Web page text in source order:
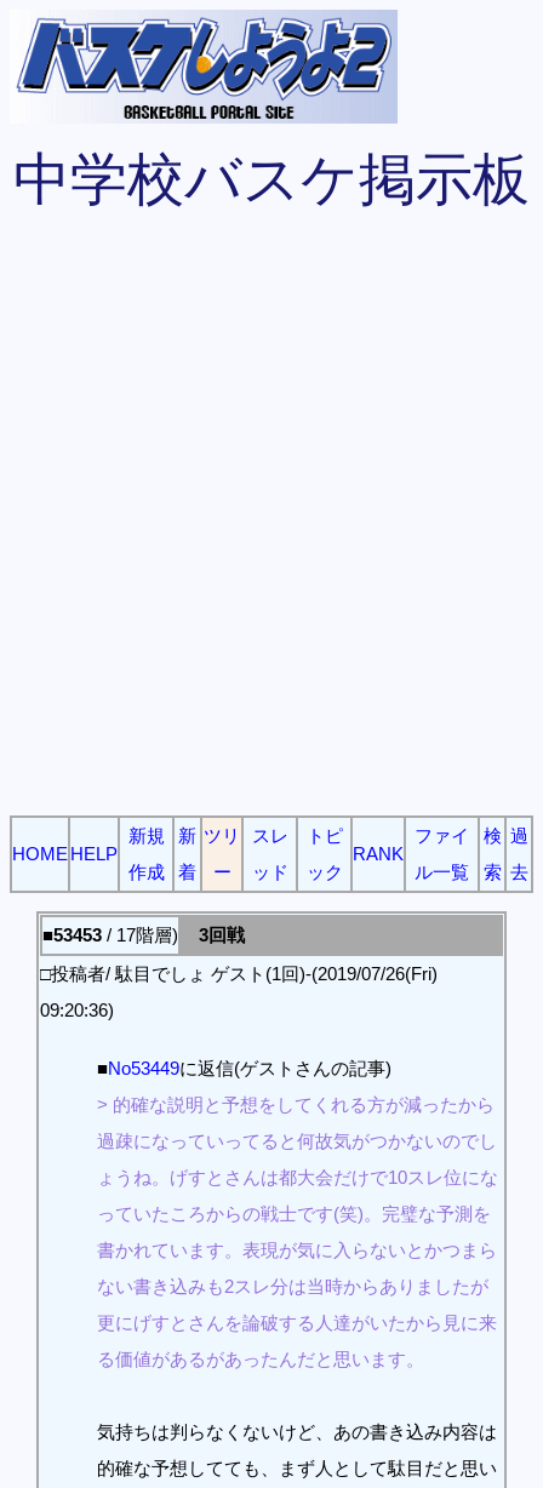
中学校バスケ掲示板
HOME HELP
新規
作成
新
着
ツリ
ー
スレ
ッド
トピ
ック
RANK
ファイ
ル一覧
検
索
過
去
■53453 / 17階層)
3回戦
□投稿者/ 駄目でしょ ゲスト(1回)-(2019/07/26(Fri)
09:20:36)
■No53449に返信(ゲストさんの記事)
> 的確な説明と予想をしてくれる方が減ったから
過疎になっていってると何故気がつかないのでし
ょうね。げすとさんは都大会だけで10スレ位にな
っていたころからの戦士です(笑)。完璧な予測を
書かれています。表現が気に入らないとかつまら
ない書き込みも2スレ分は当時からありましたが
更にげすとさんを論破する人達がいたから見に来
る価値があるがあったんだと思います。
気持ちは判らなくないけど、あの書き込み内容は
的確な予想してても、まず人として駄目だと思い